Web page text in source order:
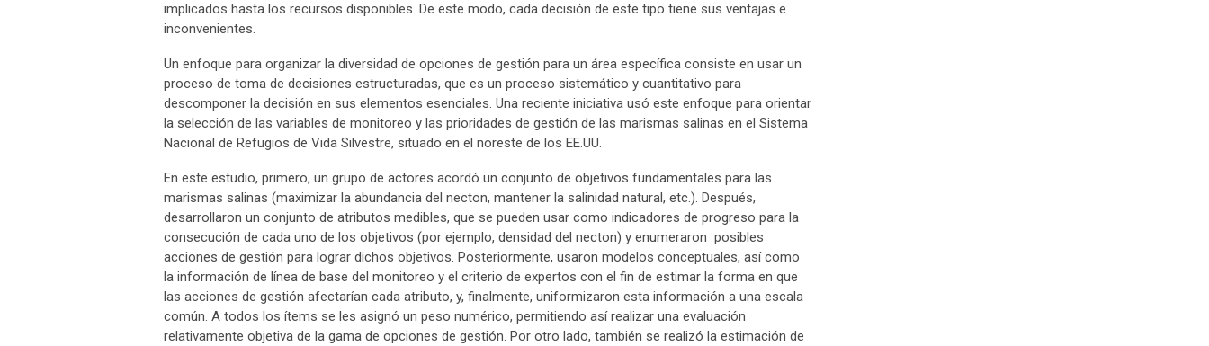
implicados hasta los recursos disponibles. De este modo, cada decisión de este tipo tiene sus ventajas e
inconvenientes.
Un enfoque para organizar la diversidad de opciones de gestión para un área específica consiste en usar un
proceso de toma de decisiones estructuradas, que es un proceso sistemático y cuantitativo para
descomponer la decisión en sus elementos esenciales. Una reciente iniciativa usó este enfoque para orientar
la selección de las variables de monitoreo y las prioridades de gestión de las marismas salinas en el Sistema
Nacional de Refugios de Vida Silvestre, situado en el noreste de los EE.UU.
En este estudio, primero, un grupo de actores acordó un conjunto de objetivos fundamentales para las
marismas salinas (maximizar la abundancia del necton, mantener la salinidad natural, etc.). Después,
desarrollaron un conjunto de atributos medibles, que se pueden usar como indicadores de progreso para la
consecución de cada uno de los objetivos (por ejemplo, densidad del necton) y enumeraron posibles
acciones de gestión para lograr dichos objetivos. Posteriormente, usaron modelos conceptuales, así como
la información de línea de base del monitoreo y el criterio de expertos con el fin de estimar la forma en que
las acciones de gestión afectarían cada atributo, y, finalmente, uniformizaron esta información a una escala
común. A todos los ítems se les asignó un peso numérico, permitiendo así realizar una evaluación
relativamente objetiva de la gama de opciones de gestión. Por otro lado, también se realizó la estimación de